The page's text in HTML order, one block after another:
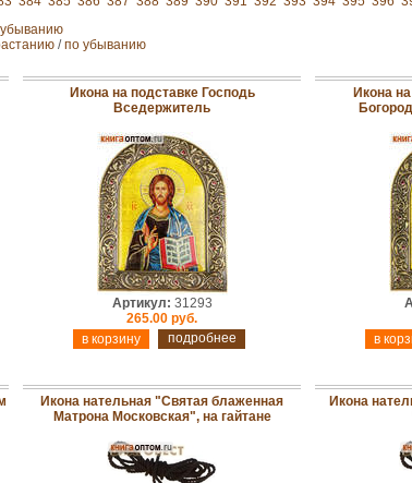
/по убыванию
Икона на подставке Господь
Вседержитель
Артикул: 31293
265.00 руб.
подробнее
Икона
Икона нательная "Святая блаженная
Матрона Московская", на гайтане
Икона